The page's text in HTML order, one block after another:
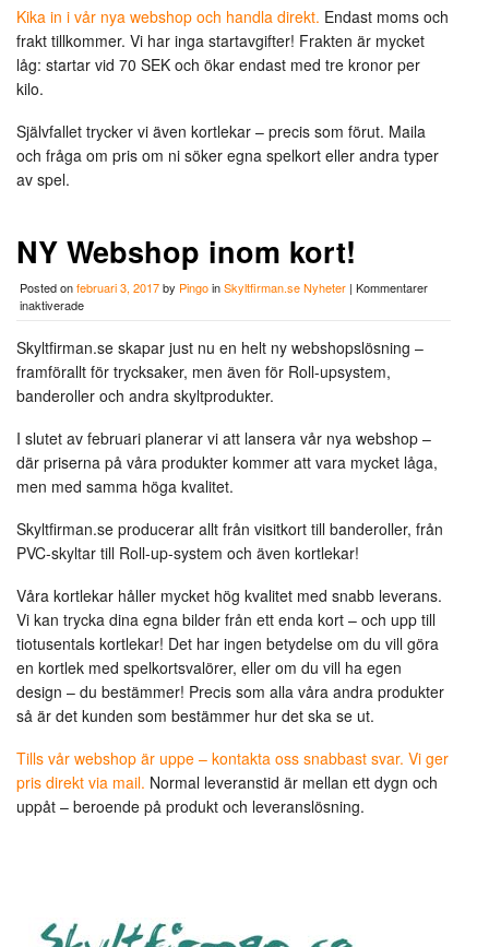
Kika in i vår nya webshop och handla direkt. Endast moms och
frakt tillkommer. Vi har inga startavgifter! Frakten är mycket
låg: startar vid 70 SEK och ökar endast med tre kronor per
kilo.
Självfallet trycker vi även kortlekar – precis som förut. Maila
och fråga om pris om ni söker egna spelkort eller andra typer
av spel.
NY Webshop inom kort!
Posted onfebruari 3, 2017by PingoinSkyltfirman.se Nyheter | Kommentarer
inaktiveradeför
Webshop
inom
kort!
Skyltfirman.se skapar just nu en helt ny webshopslösning –
framförallt för trycksaker, men även för Roll-upsystem,
banderoller och andra skyltprodukter.
I slutet av februari planerar vi att lansera vår nya webshop –
där priserna på våra produkter kommer att vara mycket låga,
men med samma höga kvalitet.
Skyltfirman.se producerar allt från visitkort till banderoller, från
PVC-skyltar till Roll-up-system och även kortlekar!
Våra kortlekar håller mycket hög kvalitet med snabb leverans.
Vi kan trycka dina egna bilder från ett enda kort – och upp till
tiotusentals kortlekar! Det har ingen betydelse om du vill göra
en kortlek med spelkortsvalörer, eller om du vill ha egen
design – du bestämmer! Precis som alla våra andra produkter
så är det kunden som bestämmer hur det ska se ut.
Tills vår webshop är uppe – kontakta oss snabbast svar. Vi ger
pris direkt via mail. Normal leveranstid är mellan ett dygn och
uppåt – beroende på produkt och leveranslösning.